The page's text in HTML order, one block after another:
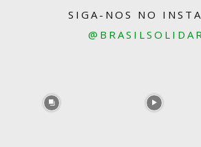
SIGA-NOS NO